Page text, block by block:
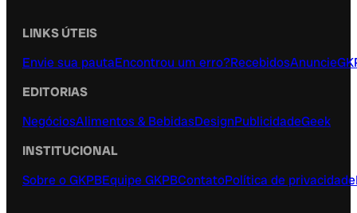
LINKS ÚTEIS
Envie sua pautaEncontrou um erro?RecebidosAnuncie
EDITORIAS
NegóciosAlimentos & BebidasDesignPublicidadeGeek
INSTITUCIONAL
Sobre o GKPBEquipe GKPBContatoPolítica de privacidade